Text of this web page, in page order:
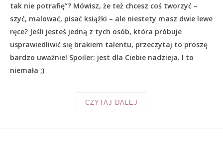
tak nie potrafię”? Mówisz, że też chcesz coś tworzyć –
szyć, malować, pisać książki – ale niestety masz dwie lewe
ręce? Jeśli jesteś jedną z tych osób, która próbuje
usprawiedliwić się brakiem talentu, przeczytaj to proszę
bardzo uważnie! Spoiler: jest dla Ciebie nadzieja. I to
niemała ;)
CZYTAJ DALEJ